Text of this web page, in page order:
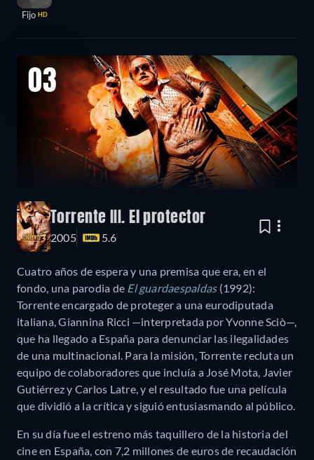
Fijo HD
03
Torrente III. El protector
2005 5.6
Cuatro años de espera y una premisa que era, en el
fondo, una parodia de El guardaespaldas(1992):
Torrente encargado de proteger a una eurodiputada
italiana, Giannina Ricci —interpretada por Yvonne Sciò—,
que ha llegado a España para denunciar las ilegalidades
de una multinacional. Para la misión, Torrente recluta un
equipo de colaboradores que incluía a José Mota, Javier
Gutiérrez y Carlos Latre, y el resultado fue una película
que dividió a la crítica y siguió entusiasmando al público.
En su día fue el estreno más taquillero de la historia del
cine en España, con 7,2 millones de euros de recaudación